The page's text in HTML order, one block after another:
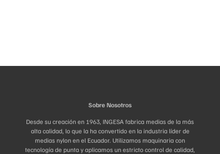
Sobre Nosotros
Desde su creación en 1963, INGESA fabrica medias de la más
alta calidad, lo que la ha convertido en la industria líder de
medias nylon en el Ecuador. Utilizamos maquinaria con
tecnología de punta y aplicamos un estricto control de calidad,